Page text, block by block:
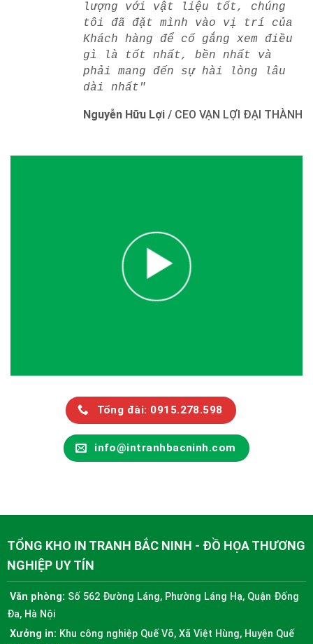
lượng với vật liệu tốt, chúng
tôi đã đặt mình vào vị trí của
Khách hàng để cố gắng xem điều
gì là tốt nhất, bền nhất và
phải mang đến sự hài lòng lâu
dài nhất"
Nguyễn Hữu Lợi / CEO VẠN LỢI ĐẠI THÀNH
Tổng đài: 0915.278.598
info@intranhbacninh.com
TỔNG KHO IN TRANH BẮC NINH - ĐỒ HỌA THƯƠNG
NGHIỆP UY TÍN
Văn phòng: Số 562 Đường Láng, Phường Láng Hạ, Quận Đống
Đa, Hà Nội
Xưởng in: Khu công nghiệp Quế Võ, Xã Việt Hùng, Huyện Quế